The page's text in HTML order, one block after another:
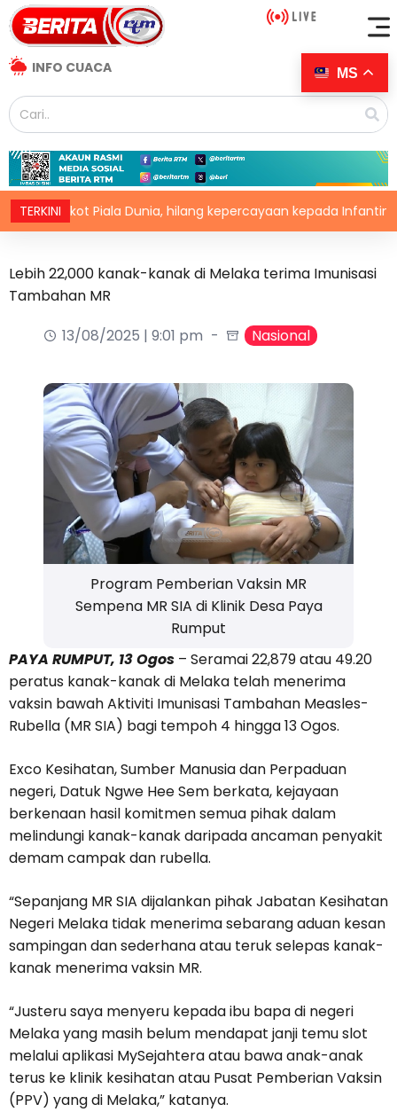
INFO CUACA
TERKINI
boikot Piala Dunia, hilang kepercayaan kepada Infantino
Lebih 22,000 kanak-kanak di Melaka terima Imunisasi
Tambahan MR
13/08/2025 | 9:01 pm
Nasional
Program Pemberian Vaksin MR
Sempena MR SIA di Klinik Desa Paya
Rumput
PAYA RUMPUT, 13 Ogos – Seramai 22,879 atau 49.20
peratus kanak-kanak di Melaka telah menerima
vaksin bawah Aktiviti Imunisasi Tambahan Measles-
Rubella (MR SIA) bagi tempoh 4 hingga 13 Ogos.
Exco Kesihatan, Sumber Manusia dan Perpaduan
negeri, Datuk Ngwe Hee Sem berkata, kejayaan
berkenaan hasil komitmen semua pihak dalam
melindungi kanak-kanak daripada ancaman penyakit
demam campak dan rubella.
“Sepanjang MR SIA dijalankan pihak Jabatan Kesihatan
Negeri Melaka tidak menerima sebarang aduan kesan
sampingan dan sederhana atau teruk selepas kanak-
kanak menerima vaksin MR.
“Justeru saya menyeru kepada ibu bapa di negeri
Melaka yang masih belum mendapat janji temu slot
melalui aplikasi MySejahtera atau bawa anak-anak
terus ke klinik kesihatan atau Pusat Pemberian Vaksin
(PPV) yang di Melaka,” katanya.
MS